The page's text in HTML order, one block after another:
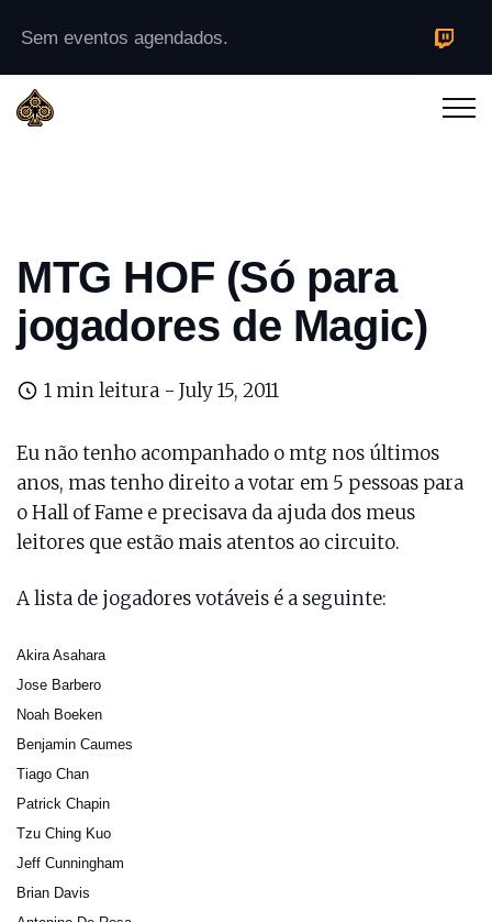
Sem eventos agendados.
MTG HOF (Só para
jogadores de Magic)
1 min leitura - July 15, 2011
Eu não tenho acompanhado o mtg nos últimos
anos, mas tenho direito a votar em 5 pessoas para
o Hall of Fame e precisava da ajuda dos meus
leitores que estão mais atentos ao circuito.
A lista de jogadores votáveis é a seguinte:
Akira Asahara
Jose Barbero
Noah Boeken
Benjamin Caumes
Tiago Chan
Patrick Chapin
Tzu Ching Kuo
Jeff Cunningham
Brian Davis